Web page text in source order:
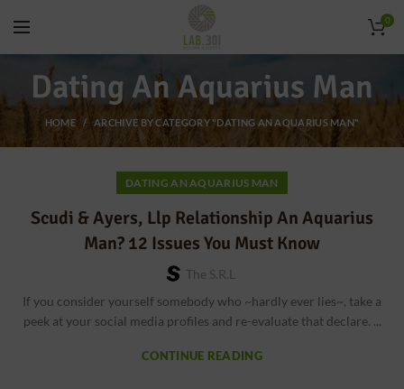
0
Dating An Aquarius Man
HOME ARCHIVE BY CATEGORY "DATING AN AQUARIUS MAN"
DATING AN AQUARIUS MAN
Scudi & Ayers, Llp Relationship An Aquarius
Man? 12 Issues You Must Know
The S.r.l
If you consider yourself somebody who ~hardly ever lies~, take a
peek at your social media profiles and re-evaluate that declare. ...
CONTINUE READING